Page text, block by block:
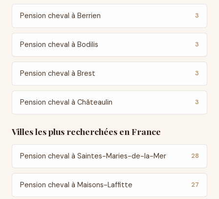
Pension cheval à Berrien 3
Pension cheval à Bodilis 3
Pension cheval à Brest 3
Pension cheval à Châteaulin 3
Villes les plus recherchées en France
Pension cheval à Saintes-Maries-de-la-Mer 28
Pension cheval à Maisons-Laffitte 27